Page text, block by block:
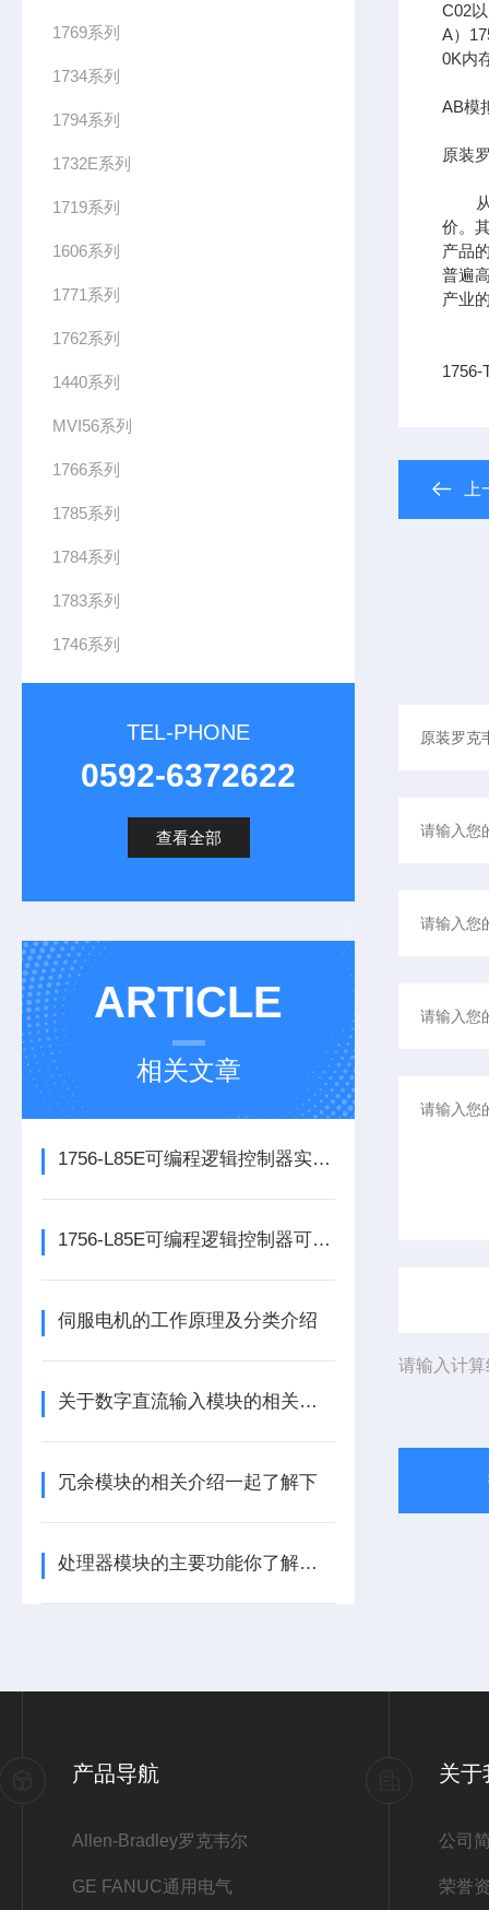
1769系列
1734系列
1794系列
1732E系列
1719系列
1606系列
1771系列
1762系列
1440系列
MVI56系列
1766系列
1785系列
1784系列
1783系列
1746系列
TEL-PHONE
0592-6372622
查看全部
ARTICLE
相关文章
1756-L85E可编程逻辑控制器实操应用常见问题分析及解决方法探讨
1756-L85E可编程逻辑控制器可满足多行业自动化精准控制需求
伺服电机的工作原理及分类介绍
关于数字直流输入模块的相关介绍
冗余模块的相关介绍一起了解下
处理器模块的主要功能你了解多少呢
C02
A）
0K内
AB模
原装
从供
价。
产品
普遍
产业
1756-
请输入计
产品导航
Allen-Bradley罗克韦尔
GE FANUC通用电气
关于
公司
荣誉